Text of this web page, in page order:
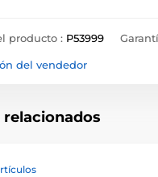
producto : P53999
del vendedor